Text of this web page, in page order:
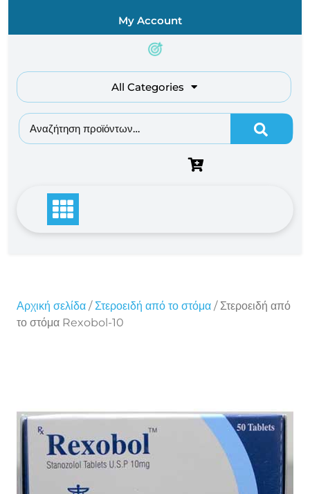
My Account
All Categories
Αναζήτηση για:
Αρχική σελίδα / Στεροειδή από το στόμα / Στεροειδή από
το στόμα Rexobol-10